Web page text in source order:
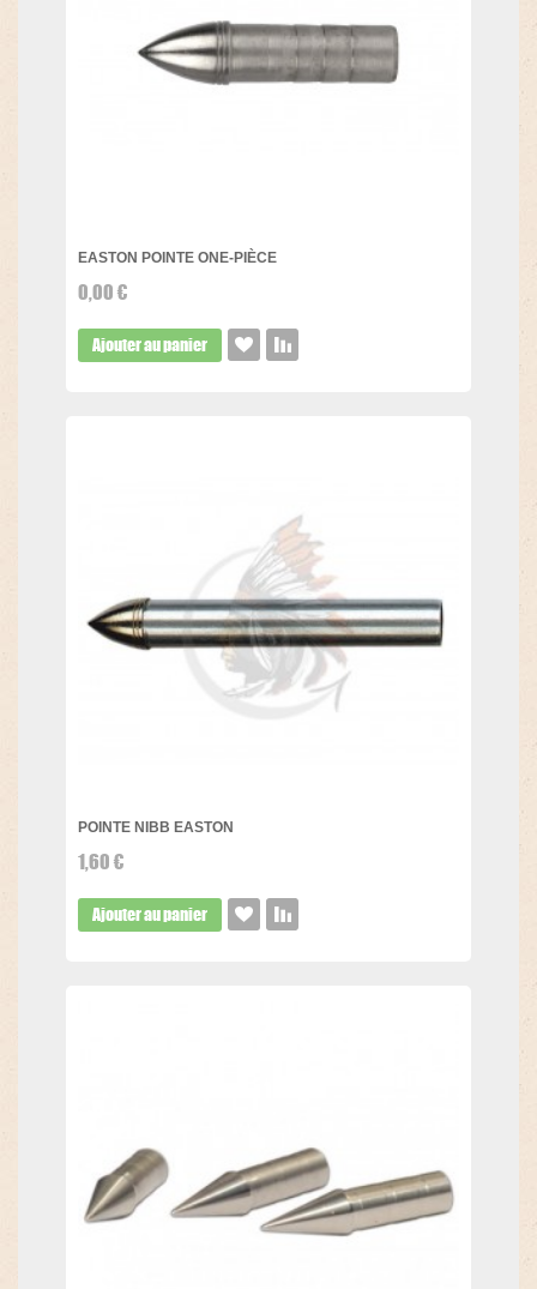
EASTON POINTE ONE-PIÈCE
0,00 €
Ajouter au panier
POINTE NIBB EASTON
1,60 €
Ajouter au panier